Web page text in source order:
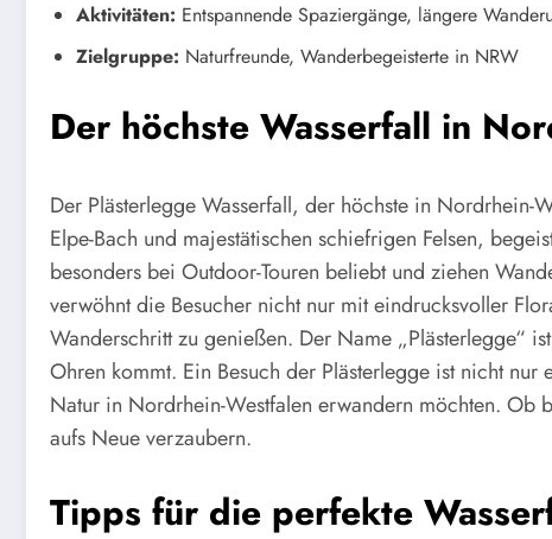
Aktivitäten: Entspannende Spaziergänge, längere
Zielgruppe: Naturfreunde, Wanderbegeisterte in NRW
Der höchste Wasserfall in
Der Plästerlegge Wasserfall, der höchste in
Elpe-Bach und majestätischen schiefrigen Felsen,
besonders bei Outdoor-Touren beliebt und ziehen
verwöhnt die Besucher nicht nur mit eindrucksvoller
Wanderschritt zu genießen. Der Name „Plästerlegge“
Ohren kommt. Ein Besuch der Plästerlegge ist nicht
Natur in Nordrhein-Westfalen erwandern möchten. Ob
aufs Neue verzaubern.
Tipps für die perfekte